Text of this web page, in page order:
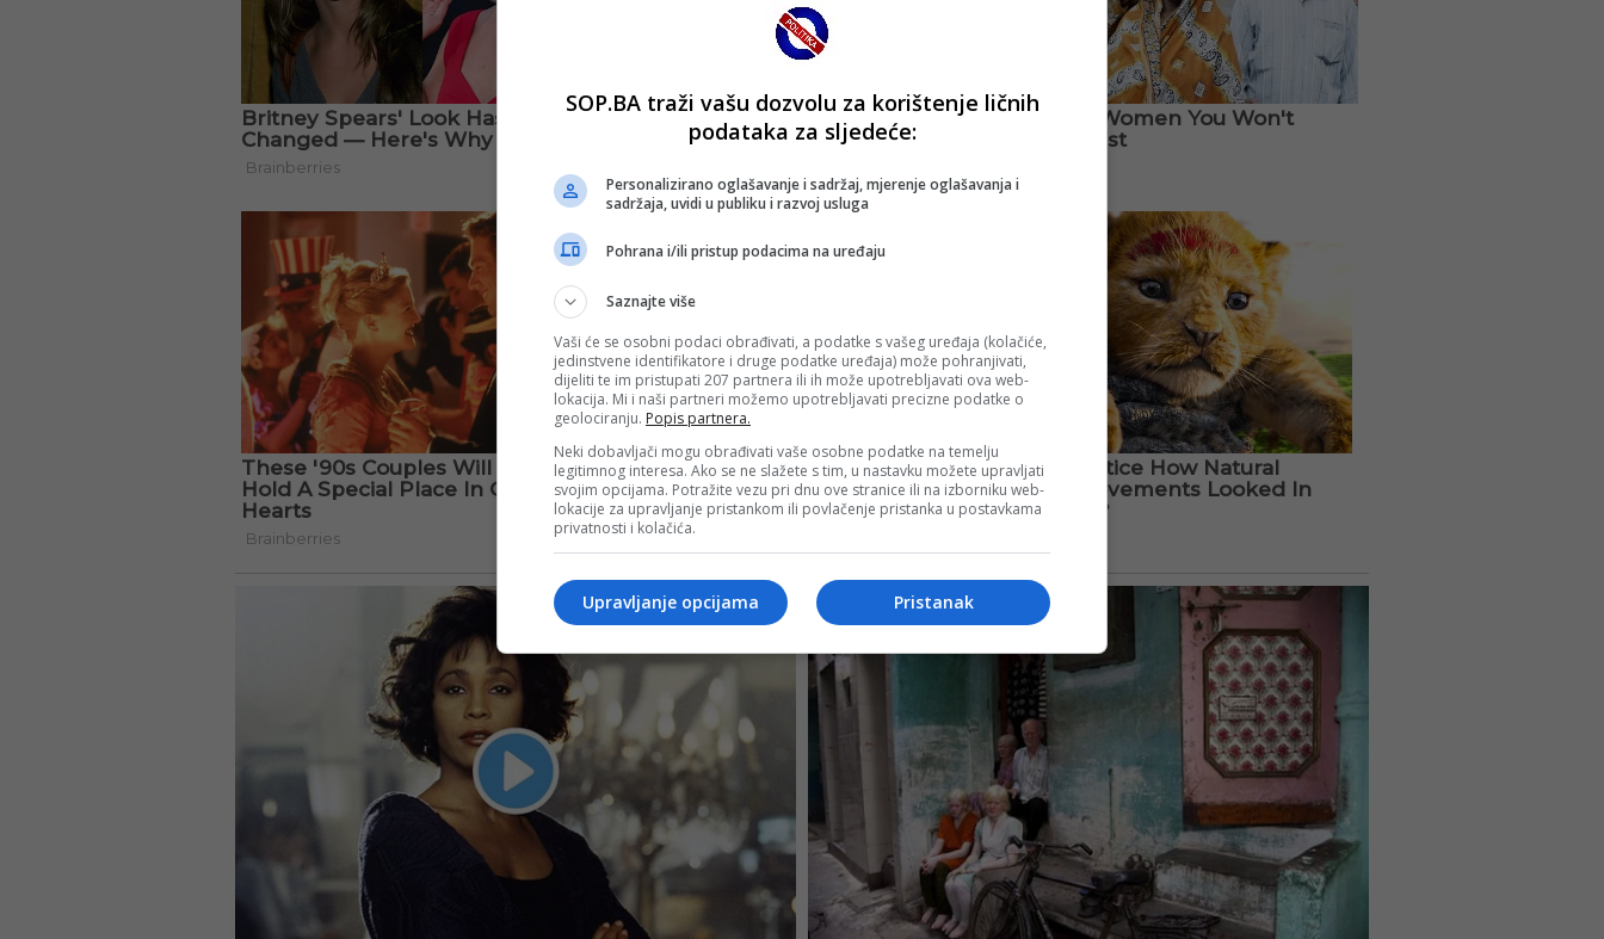
SOP.BA traži vašu dozvolu za korištenje ličnih
podataka za sljedeće:
Personalizirano oglašavanje i sadržaj, mjerenje oglašavanja i
sadržaja, uvidi u publiku i razvoj usluga
Pohrana i/ili pristup podacima na uređaju
Saznajte više
Vaši će se osobni podaci obrađivati, a podatke s vašeg uređaja (kolačiće,
jedinstvene identifikatore i druge podatke uređaja) može pohranjivati,
dijeliti te im pristupati 207 partnera ili ih može upotrebljavati ova web-
lokacija. Mi i naši partneri možemo upotrebljavati precizne podatke o
geolociranju. Popis partnera.
Neki dobavljači mogu obrađivati vaše osobne podatke na temelju
legitimnog interesa. Ako se ne slažete s tim, u nastavku možete upravljati
svojim opcijama. Potražite vezu pri dnu ove stranice ili na izborniku web-
lokacije za upravljanje pristankom ili povlačenje pristanka u postavkama
privatnosti i kolačića.
Pristanak
Upravljanje opcijama